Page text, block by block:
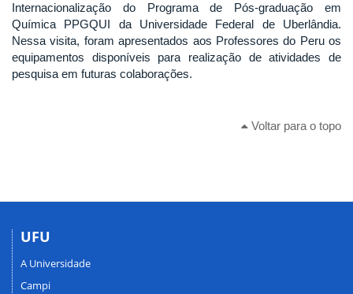
Internacionalização do Programa de Pós-graduação em
Química PPGQUI da Universidade Federal de Uberlândia.
Nessa visita, foram apresentados aos Professores do Peru os
equipamentos disponíveis para realização de atividades de
pesquisa em futuras colaborações.
Voltar para o topo
UFU
A Universidade
Campi